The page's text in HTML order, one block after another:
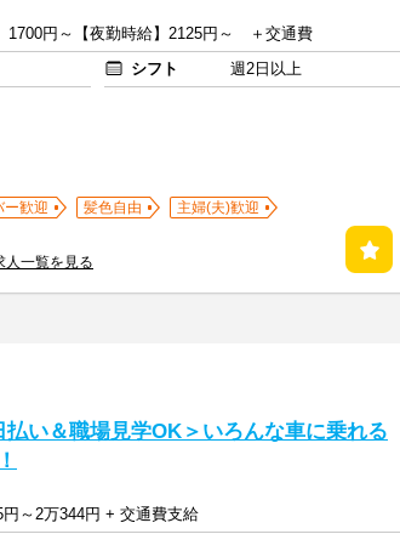
1700円～【夜勤時給】2125円～ ＋交通費
シフト
週2日以上
ー歓迎 髪色自由
主婦(夫)歓迎
人一覧を見る
払い＆職場見学OK＞いろんな車に乗れる
円～2万344円 + 交通費支給